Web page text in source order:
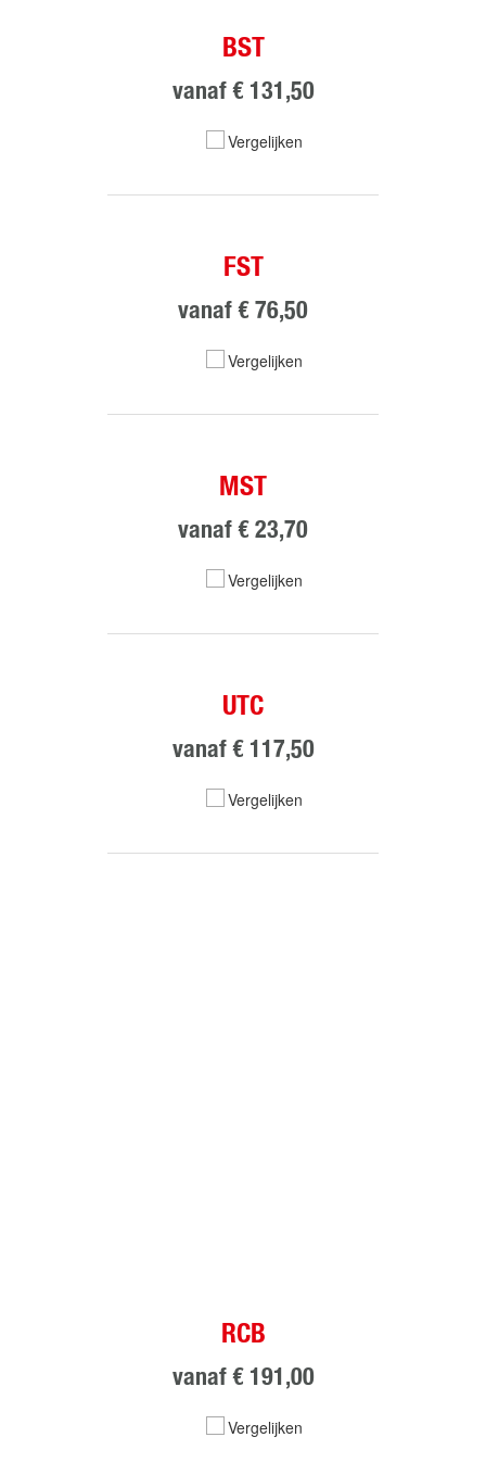
BST
vanaf € 131,50
Vergelijken
FST
vanaf € 76,50
Vergelijken
MST
vanaf € 23,70
Vergelijken
UTC
vanaf € 117,50
Vergelijken
RCB
vanaf € 191,00
Vergelijken